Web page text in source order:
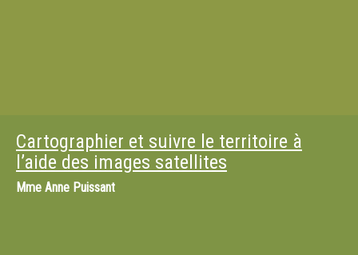
Cartographier et suivre le territoire à
l’aide des images satellites
Mme Anne Puissant